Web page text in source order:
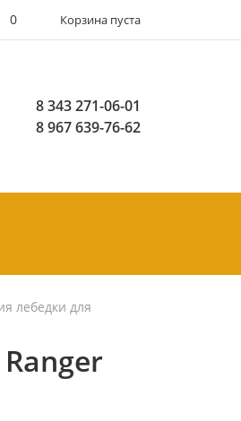
0 Корзина пуста
8 343 271-06-01
8 967 639-76-62
лебедки для